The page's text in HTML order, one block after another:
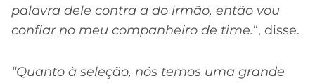
CRUZEIRO
palavra dele contra a do irmão, então vou
confiar no meu companheiro de time.“, disse.
“Quanto à seleção, nós temos uma grande